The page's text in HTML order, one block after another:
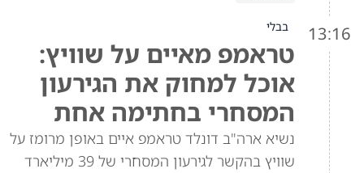
13:16 בבלי
טראמפ מאיים על שוויץ:
אוכל למחוק את הגירעון
המסחרי בחתימה אחת
נשיא ארה"ב דונלד טראמפ איים באופן מרומז על
שוויץ בהקשר לגירעון המסחרי של 39 מיליארד